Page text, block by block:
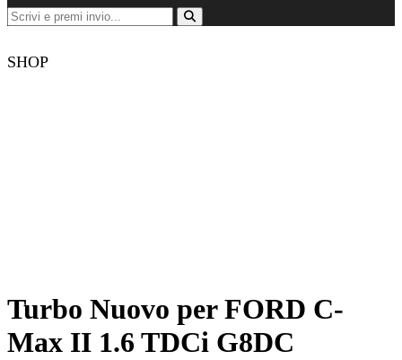
SHOP
Turbo Nuovo per FORD C-
Max II 1.6 TDCi G8DC